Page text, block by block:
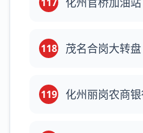
118 茂名合岗大转盘
119 化州丽岗农商